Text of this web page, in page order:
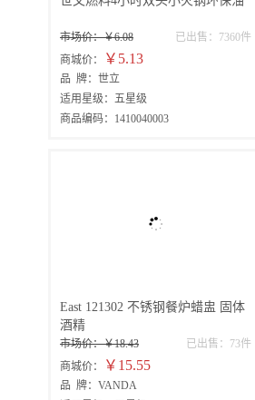
已出售：7360件
市场价：￥6.08
商城价：
￥5.13
品 牌：世立
适用星级：五星级
商品编码：1410040003
East 121302 不锈钢餐炉蜡盅 固体
酒精
已出售：73件
市场价：￥18.43
商城价：
￥15.55
品 牌：VANDA